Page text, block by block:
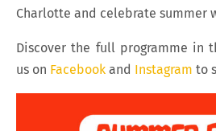
Charlotte and celebrate summer
Discover the full programme in
us on Facebook and Instagram to